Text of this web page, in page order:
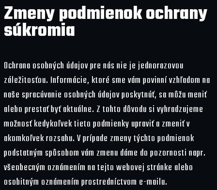
Zmeny podmienok ochrany
súkromia
Ochrana osobných údajov pre nás nie je jednorazovou
záležitosťou. Informácie, ktoré sme vám povinní vzhľadom na
naše spracúvanie osobných údajov poskytnúť, sa môžu meniť
alebo prestať byť aktuálne. Z tohto dôvodu si vyhradzujeme
možnosť kedykoľvek tieto podmienky upraviť a zmeniť v
akomkoľvek rozsahu. V prípade zmeny týchto podmienok
podstatným spôsobom vám zmenu dáme do pozornosti napr.
všeobecným oznámením na tejto webovej stránke alebo
osobitným oznámením prostredníctvom e-mailu.